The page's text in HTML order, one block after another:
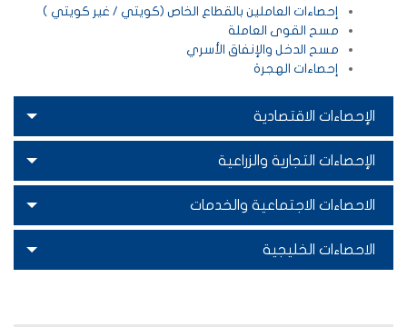
إحصاءات العاملين بالقطاع الخاص (كويتي / غير كويتي )
مسح القوى العاملة
مسح الدخل والإنفاق الأسري
إحصاءات الهجرة
الإحصاءات الاقتصادية
الإحصاءات التجارية والزراعية
الاحصاءات الاجتماعية والخدمات
الاحصاءات الخليجية